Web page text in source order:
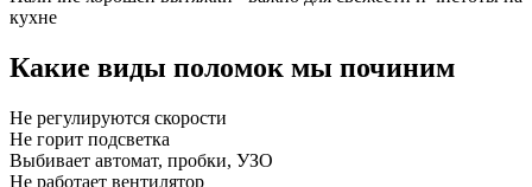
кухне
Какие виды поломок мы починим
Не регулируются скорости
Не горит подсветка
Выбивает автомат, пробки, УЗО
Не работает вентилятор